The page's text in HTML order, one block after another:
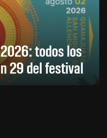
todos los
29 del festival